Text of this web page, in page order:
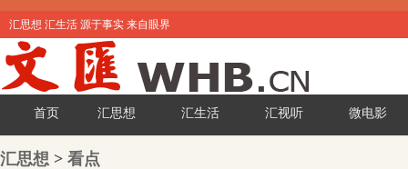
汇思想 汇生活 源于事实 来自眼界
首页 汇思想 汇生活 汇视听 微电影
汇思想 > 看点